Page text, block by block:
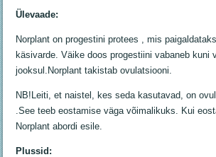
Ülevaade:
Norplant on progestini protees , mis
käsivarde. Väike doos progestiini vabaneb kuni
jooksul.Norplant takistab ovulatsiooni.
NB!Leiti, et naistel, kes seda kasutavad, on
.See teeb eostamise väga võimalikuks. Kui
Norplant abordi esile.
Plussid: